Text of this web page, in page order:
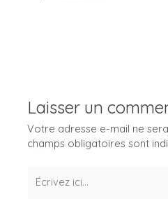
Laisser un
Votre adresse e-mail ne
champs obligatoires sont
ici…